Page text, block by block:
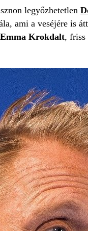
legyőzhetetlen
ami a veséjére is
Emma Krokdalt, friss